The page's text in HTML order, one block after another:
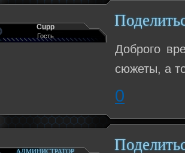
Cupp
Гость
Доброго
сюжеты, а
0
АДМИНИСТРАТОР